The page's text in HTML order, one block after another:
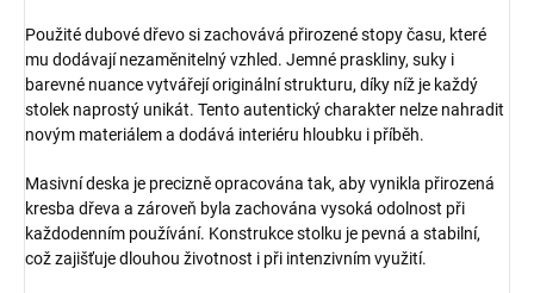
Použité dubové dřevo si zachovává přirozené stopy času, které
mu dodávají nezaměnitelný vzhled. Jemné praskliny, suky i
barevné nuance vytvářejí originální strukturu, díky níž je každý
stolek naprostý unikát. Tento autentický charakter nelze nahradit
novým materiálem a dodává interiéru hloubku i příběh.
Masivní deska je precizně opracována tak, aby vynikla přirozená
kresba dřeva a zároveň byla zachována vysoká odolnost při
každodenním používání. Konstrukce stolku je pevná a stabilní,
což zajišťuje dlouhou životnost i při intenzivním využití.